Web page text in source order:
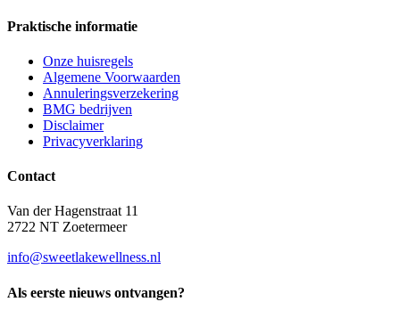
Praktische informatie
Onze huisregels
Algemene Voorwaarden
Annuleringsverzekering
BMG bedrijven
Disclaimer
Privacyverklaring
Contact
Van der Hagenstraat 11
2722 NT Zoetermeer
info@sweetlakewellness.nl
Als eerste nieuws ontvangen?